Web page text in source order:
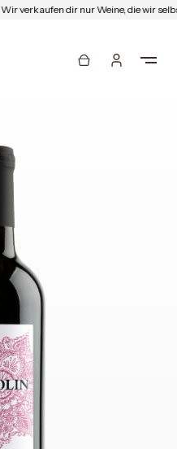
Wir verkaufen dir nur Weine, die wir